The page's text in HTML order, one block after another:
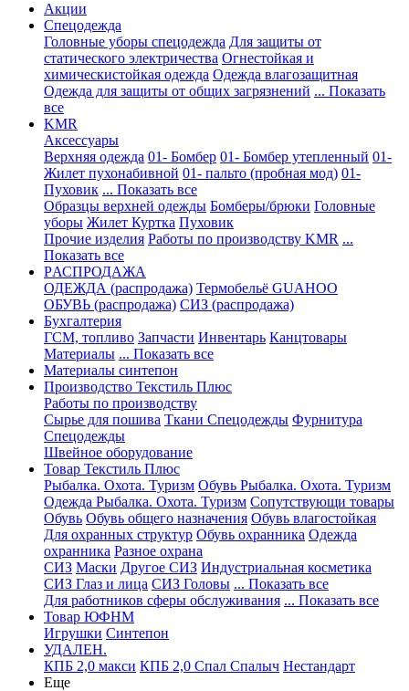
Акции
Спецодежда
Головные уборы спецодежда Для защиты от
статического электричества Огнестойкая и
химическистойкая одежда Одежда влагозащитная
Одежда для защиты от общих загрязнений ... Показать
все
KMR
Аксессуары
Верхняя одежда 01- Бомбер 01- Бомбер утепленный 01-
Жилет пухонабивной 01- пальто (пробная мод) 01-
Пуховик ... Показать все
Образцы верхней одежды Бомберы/брюки Головные
уборы Жилет Куртка Пуховик
Прочие изделия Работы по производству KMR ...
Показать все
PАСПРОДАЖА
ОДЕЖДА (распродажа) Термобельё GUAHOO
ОБУВЬ (распродажа) СИЗ (распродажа)
Бухгалтерия
ГСМ, топливо Запчасти Инвентарь Канцтовары
Материалы ... Показать все
Материалы синтепон
Производство Текстиль Плюс
Работы по производству
Сырье для пошива Ткани Спецодежды Фурнитура
Спецодежды
Швейное оборудование
Товар Текстиль Плюс
Рыбалка. Охота. Туризм Обувь Рыбалка. Охота. Туризм
Одежда Рыбалка. Охота. Туризм Сопутствующи товары
Обувь Обувь общего назначения Обувь влагостойкая
Для охранных структур Обувь охранника Одежда
охранника Разное охрана
СИЗ Маски Другое СИЗ Индустриальная косметика
СИЗ Глаз и лица СИЗ Головы ... Показать все
Для работников сферы обслуживания ... Показать все
Товар ЮФНМ
Игрушки Синтепон
УДАЛЕН.
КПБ 2,0 макси КПБ 2,0 Спал Спалыч Нестандарт
Еще